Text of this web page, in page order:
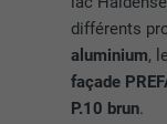
différents
aluminium,
façade
P.10 brun.